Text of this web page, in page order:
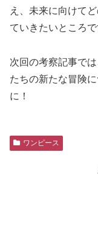
え、未来に向けて
ていきたいところで
次回の考察記事で
たちの新たな冒険
に！
ワンピース